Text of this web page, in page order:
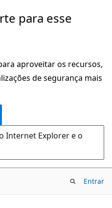
para esse
aproveitar os recursos,
de segurança mais
Internet Explorer e o
Entrar